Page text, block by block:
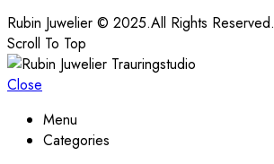
Rubin Juwelier © 2025.All Rights Reserved.
Scroll To Top
Close
Menu
Categories